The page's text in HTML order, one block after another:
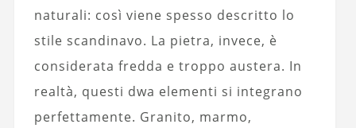
naturali: così viene spesso descritto lo
stile scandinavo. La pietra, invece, è
considerata fredda e troppo austera. In
realtà, questi dwa elementi si integrano
perfettamente. Granito, marmo,